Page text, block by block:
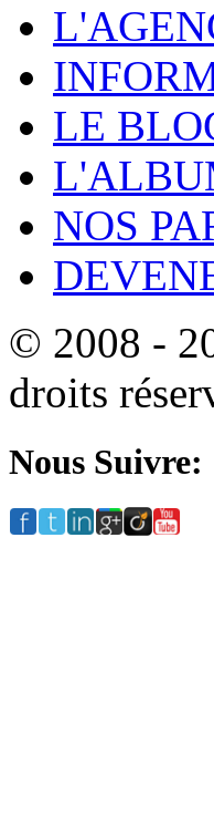
LE
NOS
© 2008 -
droits
Nous Suivre: